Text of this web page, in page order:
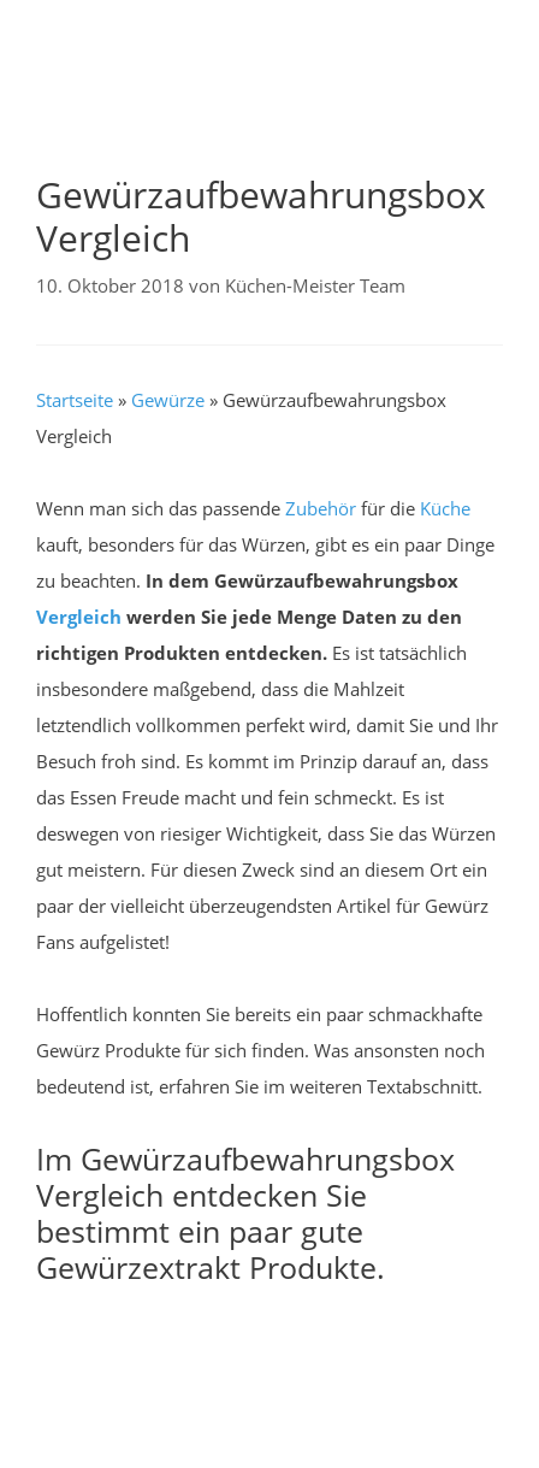
Gewürzaufbewahrungsbox
Vergleich
10. Oktober 2018 von Küchen-Meister Team
Startseite » Gewürze » Gewürzaufbewahrungsbox
Vergleich
Wenn man sich das passende Zubehör für die Küche
kauft, besonders für das Würzen, gibt es ein paar Dinge
zu beachten. In dem Gewürzaufbewahrungsbox
Vergleich werden Sie jede Menge Daten zu den
richtigen Produkten entdecken. Es ist tatsächlich
insbesondere maßgebend, dass die Mahlzeit
letztendlich vollkommen perfekt wird, damit Sie und Ihr
Besuch froh sind. Es kommt im Prinzip darauf an, dass
das Essen Freude macht und fein schmeckt. Es ist
deswegen von riesiger Wichtigkeit, dass Sie das Würzen
gut meistern. Für diesen Zweck sind an diesem Ort ein
paar der vielleicht überzeugendsten Artikel für Gewürz
Fans aufgelistet!
Hoffentlich konnten Sie bereits ein paar schmackhafte
Gewürz Produkte für sich finden. Was ansonsten noch
bedeutend ist, erfahren Sie im weiteren Textabschnitt.
Im Gewürzaufbewahrungsbox
Vergleich entdecken Sie
bestimmt ein paar gute
Gewürzextrakt Produkte.